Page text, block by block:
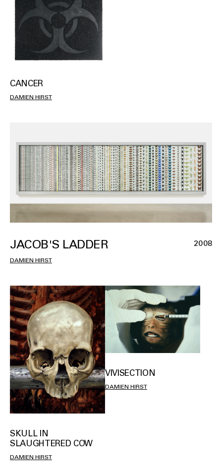
CANCER
DAMIEN HIRST
JACOB'S LADDER 2008
DAMIEN HIRST
SKULL IN
SLAUGHTERED COW
DAMIEN HIRST
VIVISECTION
DAMIEN HIRST